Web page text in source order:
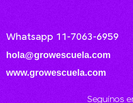
Whatsapp 11-7063-6959
hola@growescuela.com
www.growescuela.com
Seguínos